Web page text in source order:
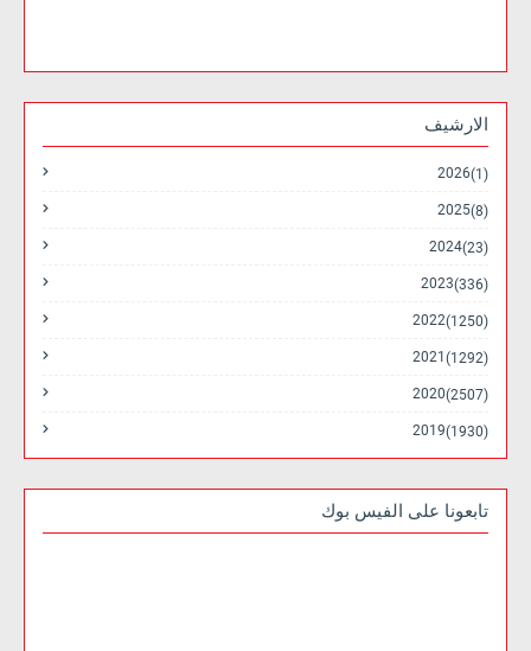
الارشيف
2026 (1)
2025 (8)
2024 (23)
2023 (336)
2022 (1250)
2021 (1292)
2020 (2507)
2019 (1930)
تابعونا على الفيس بوك